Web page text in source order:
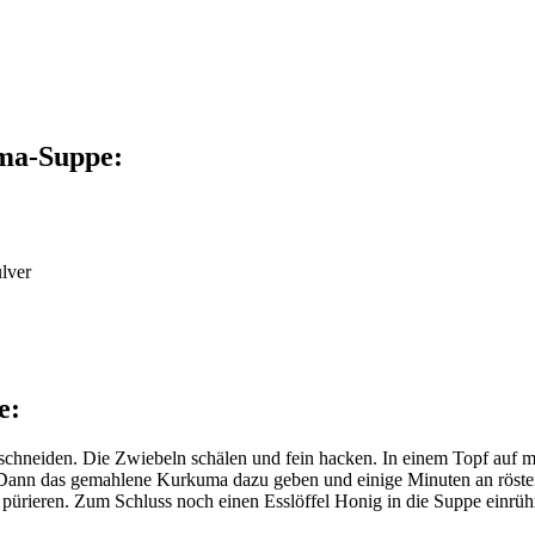
Suppe:
Die Zwiebeln schälen und fein hacken. In einem Topf auf
das gemahlene Kurkuma dazu geben und einige Minuten an
Zum Schluss noch einen Esslöffel Honig in die Suppe